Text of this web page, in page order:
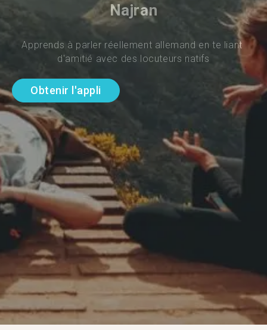
Najran
Apprends à parler réellement allemand en te liant
d'amitié avec des locuteurs natifs
Obtenir l'appli